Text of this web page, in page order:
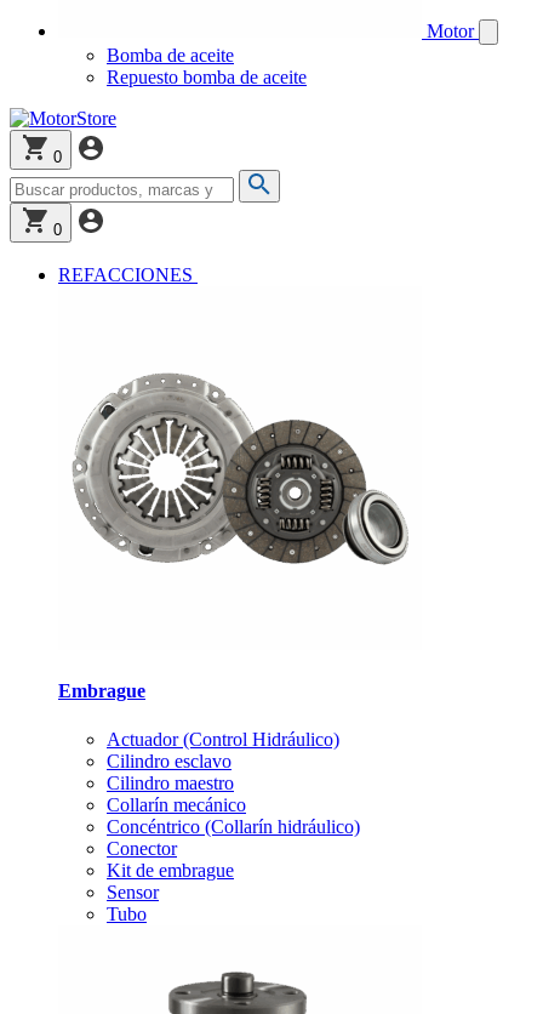
Motor
Bomba de aceite
Repuesto bomba de aceite
0
0
REFACCIONES
Embrague
Actuador (Control Hidráulico)
Cilindro esclavo
Cilindro maestro
Collarín mecánico
Concéntrico (Collarín hidráulico)
Conector
Kit de embrague
Sensor
Tubo